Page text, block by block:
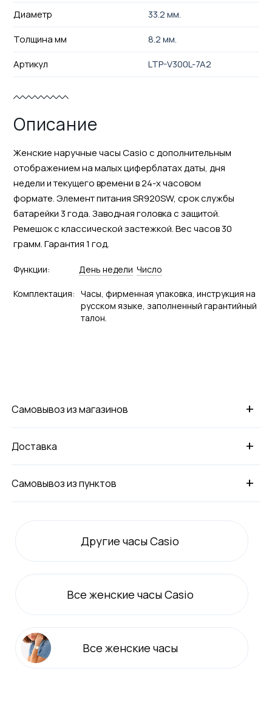
Диаметр
33.2 мм.
Толщина мм
8.2 мм.
Артикул
LTP-V300L-7A2
Описание
Женские наручные часы Casio с дополнительным
отображением на малых циферблатах даты, дня
недели и текущего времени в 24-х часовом
формате. Элемент питания SR920SW, срок службы
батарейки 3 года. Заводная головка с защитой.
Ремешок с классической застежкой. Вес часов 30
грамм. Гарантия 1 год.
Функции: День недели Число
Комплектация: Часы, фирменная упаковка, инструкция на
русском языке, заполненный гарантийный
талон.
+
Самовывоз из магазинов
+
Доставка
+
Самовывоз из пунктов
Другие часы Casio
Все женские часы Casio
Все женские часы